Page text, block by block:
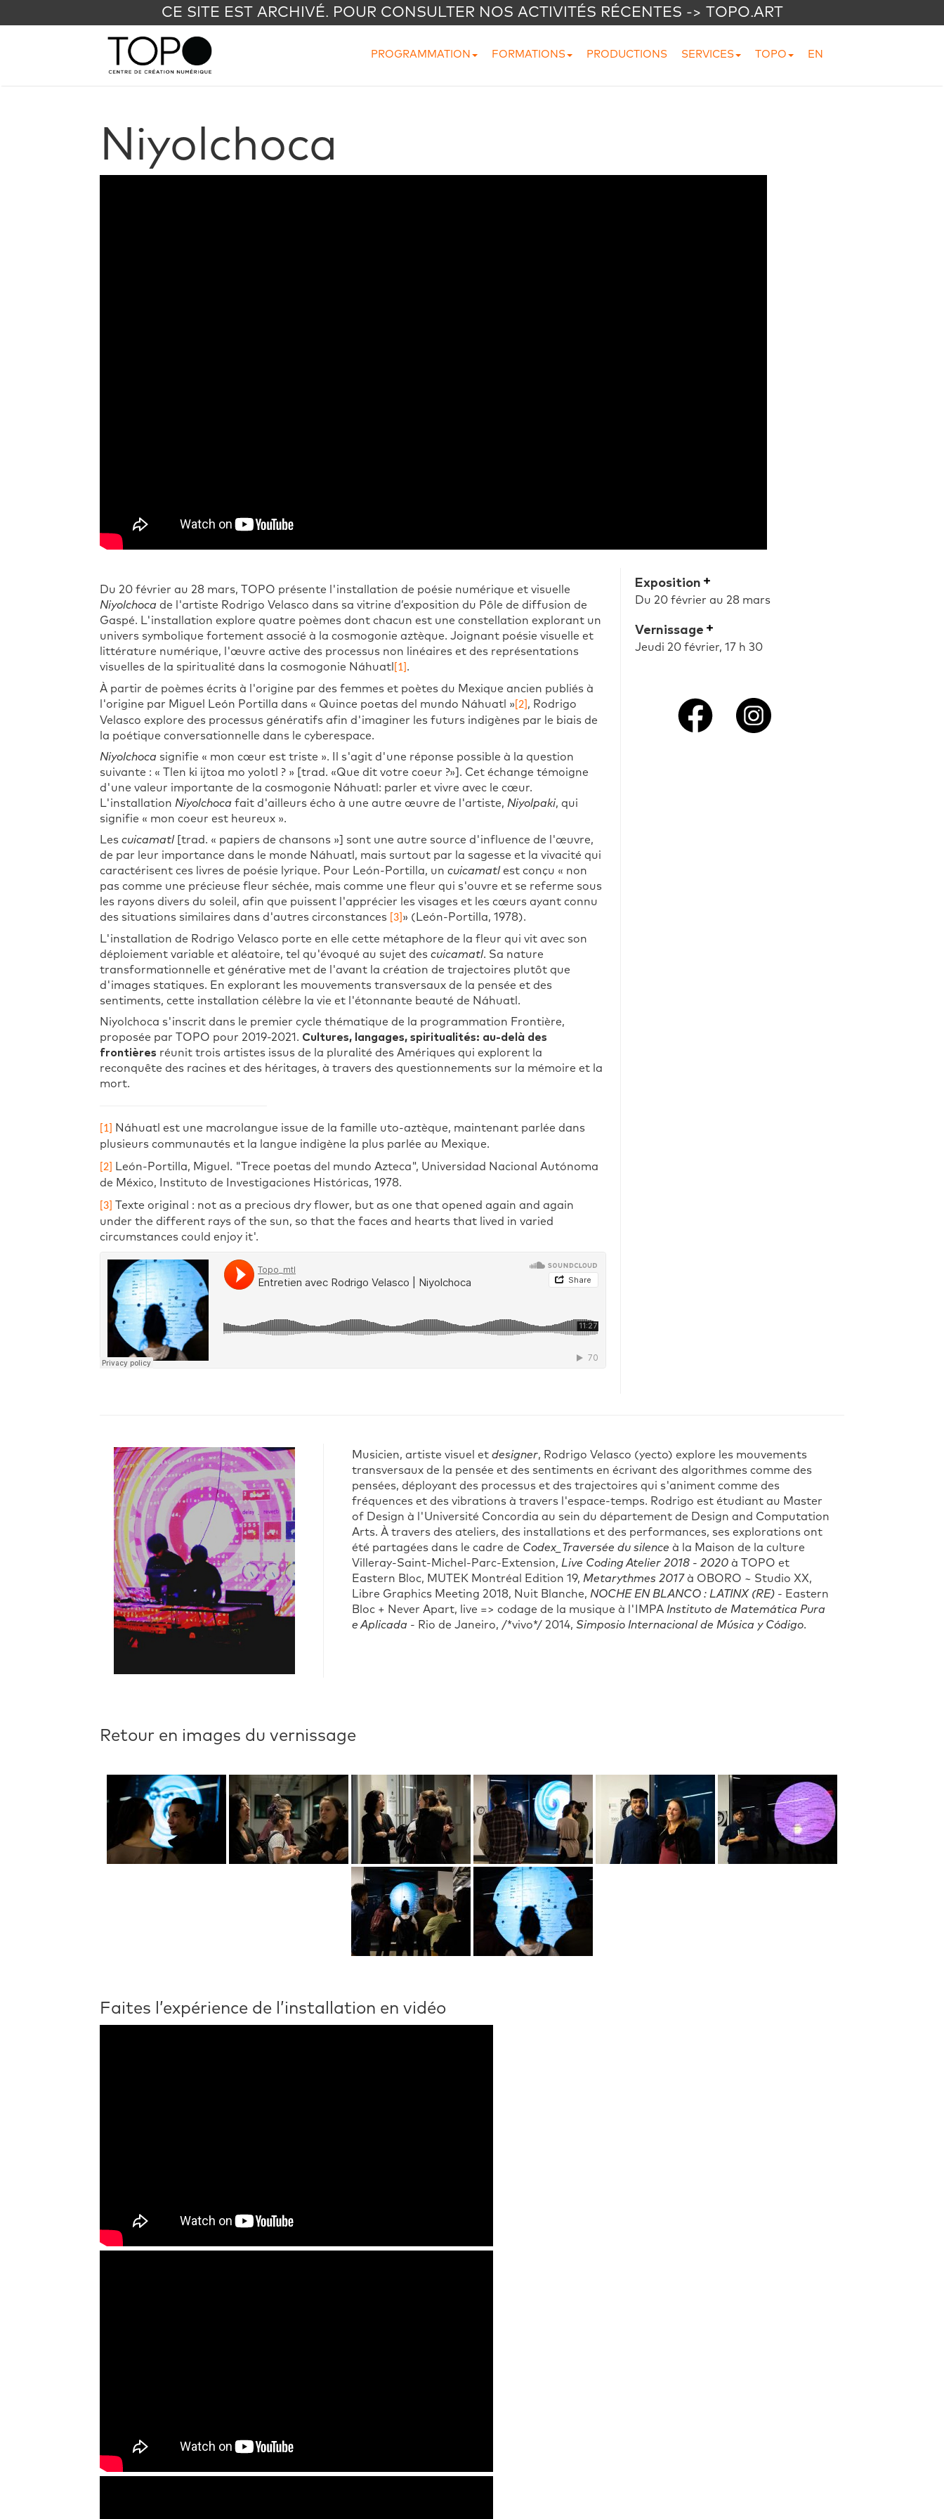
CE SITE EST ARCHIVÉ. POUR CONSULTER NOS ACTIVITÉS RÉCENTES -> TOPO.ART
PROGRAMMATION FORMATIONS PRODUCTIONS SERVICES TOPO EN
Niyolchoca
Du 20 février au 28 mars, TOPO présente l'installation de poésie numérique et visuelle
Niyolchoca de l'artiste Rodrigo Velasco dans sa vitrine d’exposition du Pôle de diffusion de
Gaspé. L'installation explore quatre poèmes dont chacun est une constellation explorant un
univers symbolique fortement associé à la cosmogonie aztèque. Joignant poésie visuelle et
littérature numérique, l'œuvre active des processus non linéaires et des représentations
visuelles de la spiritualité dans la cosmogonie Náhuatl
[1] .
À partir de poèmes écrits à l'origine par des femmes et poètes du Mexique ancien publiés à
l'origine par Miguel León Portilla dans « Quince poetas del mundo Náhuatl » [2] , Rodrigo
Velasco explore des processus génératifs afin d'imaginer les futurs indigènes par le biais de
la poétique conversationnelle dans le cyberespace.
Niyolchoca signifie « mon cœur est triste ». Il s'agit d'une réponse possible à la question
suivante : « Tlen ki ijtoa mo yolotl ? » [trad. «Que dit votre coeur ?»]. Cet échange témoigne
d'une valeur importante de la cosmogonie Náhuatl: parler et vivre avec le cœur.
L'installation Niyolchoca fait d'ailleurs écho à une autre œuvre de l'artiste, Niyolpaki, qui
signifie « mon coeur est heureux ».
Les cuicamatl [trad. « papiers de chansons »] sont une autre source d'influence de l'œuvre,
de par leur importance dans le monde Náhuatl, mais surtout par la sagesse et la vivacité qui
caractérisent ces livres de poésie lyrique. Pour León-Portilla, un cuicamatl est conçu « non
pas comme une précieuse fleur séchée, mais comme une fleur qui s'ouvre et se referme sous
les rayons divers du soleil, afin que puissent l'apprécier les visages et les cœurs ayant connu
des situations similaires dans d'autres circonstances
[3] » (León-Portilla, 1978).
L'installation de Rodrigo Velasco porte en elle cette métaphore de la fleur qui vit avec son
déploiement variable et aléatoire, tel qu'évoqué au sujet des cuicamatl. Sa nature
transformationnelle et générative met de l'avant la création de trajectoires plutôt que
d'images statiques. En explorant les mouvements transversaux de la pensée et des
sentiments, cette installation célèbre la vie et l'étonnante beauté de Náhuatl.
Niyolchoca s'inscrit dans le premier cycle thématique de la programmation Frontière,
proposée par TOPO pour 2019-2021. Cultures, langages, spiritualités: au-delà des
frontières réunit trois artistes issus de la pluralité des Amériques qui explorent la
reconquête des racines et des héritages, à travers des questionnements sur la mémoire et la
mort.
[1]
Náhuatl est une macrolangue issue de la famille uto-aztèque, maintenant parlée dans
plusieurs communautés et la langue indigène la plus parlée au Mexique.
[2]
León-Portilla, Miguel. "Trece poetas del mundo Azteca", Universidad Nacional Autónoma
de México, Instituto de Investigaciones Históricas, 1978.
[3] Texte original : not as a precious dry flower, but as one that opened again and again
under the different rays of the sun, so that the faces and hearts that lived in varied
circumstances could enjoy it'.
Exposition
Du 20 février au 28 mars
Vernissage
Jeudi 20 février, 17 h 30
Musicien, artiste visuel et designer, Rodrigo Velasco (yecto) explore les mouvements
transversaux de la pensée et des sentiments en écrivant des algorithmes comme des
pensées, déployant des processus et des trajectoires qui s'animent comme des
fréquences et des vibrations à travers l'espace-temps. Rodrigo est étudiant au Master
of Design à l'Université Concordia au sein du département de Design and Computation
Arts. À travers des ateliers, des installations et des performances, ses explorations ont
été partagées dans le cadre de Codex_Traversée du silence à la Maison de la culture
Villeray-Saint-Michel-Parc-Extension, Live Coding Atelier 2018 - 2020 à TOPO et
Eastern Bloc, MUTEK Montréal Edition 19, Metarythmes 2017à OBORO ~ Studio XX,
Libre Graphics Meeting 2018, Nuit Blanche, NOCHE EN BLANCO : LATINX (RE) - Eastern
Bloc + Never Apart, live => codage de la musique à l'IMPA Instituto de Matemática Pura
e Aplicada - Rio de Janeiro, /*vivo*/ 2014, Simposio Internacional de Música y Código.
Retour en images du vernissage
Faites l’expérience de l’installation en vidéo